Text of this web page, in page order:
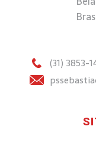
(31) 3853-